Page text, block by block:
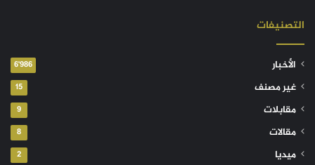
التصنيفات
الأخبار 6٬986
غير مصنف 15
مقابلات 9
مقالات 8
ميديا 2